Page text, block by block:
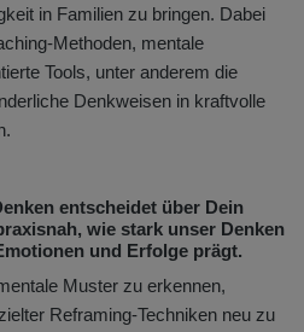
in Familien zu bringen. Dabei
Methoden, mentale
Tools, unter anderem die
Denkweisen in kraftvolle
entscheidet über Dein
wie stark unser Denken
und Erfolge prägt.
Muster zu erkennen,
Reframing-Techniken neu zu